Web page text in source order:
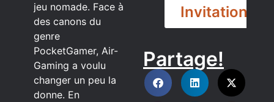
jeu nomade. Face à
des canons du
genre
PocketGamer, Air-
Gaming a voulu
changer un peu la
donne. En
Invitation
DISCORD
Partage!